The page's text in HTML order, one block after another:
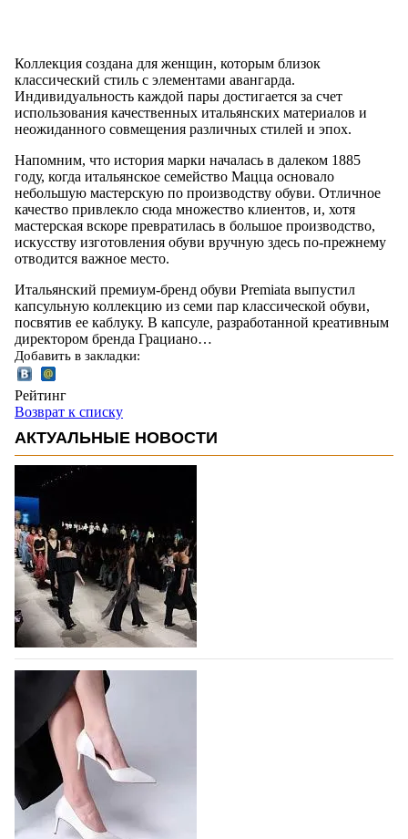
Коллекция создана для женщин, которым близок
классический стиль с элементами авангарда.
Индивидуальность каждой пары достигается за счет
использования качественных итальянских материалов и
неожиданного совмещения различных стилей и эпох.
Напомним, что история марки началась в далеком 1885
году, когда итальянское семейство Мацца основало
небольшую мастерскую по производству обуви. Отличное
качество привлекло сюда множество клиентов, и, хотя
мастерская вскоре превратилась в большое производство,
искусству изготовления обуви вручную здесь по-прежнему
отводится важное место.
Итальянский премиум-бренд обуви Premiata выпустил
капсульную коллекцию из семи пар классической обуви,
посвятив ее каблуку. В капсуле, разработанной креативным
директором бренда Грациано…
Добавить в закладки:
Рейтинг
Возврат к списку
АКТУАЛЬНЫЕ НОВОСТИ
На участие в Московской неделе моды
подано 1047 заявок
На участие в седьмой Московской неделе моды,
которая пройдет в российской столице с 26 сентября
по 1 октября, уже подано 1047 заявок. Примерно
половину из них (494) прислали дизайнеры,